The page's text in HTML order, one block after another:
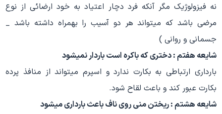
نه فیزولوژیک مگر آنکه فرد دچار اعتیاد به خود ارضائی از نوع
مرضی باشد که میتواند هر دو آسیب را بهمراه داشته باشد _
جسمانی و روانی )
شایعه هفتم : دختری که باکره است باردار نمیشود
بارداری ارتباطی به بکارت ندارد و اسپرم میتواند از منافذ پرده
بکارت عبور کند و باعث لقاح شود.
شایعه هشتم : ریختن منی روی ناف باعث بارداری میشود